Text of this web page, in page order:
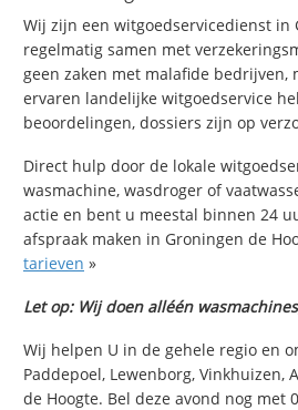
Wij zijn een witgoedservicedienst in
regelmatig samen met
geen zaken met malafide bedrijven,
ervaren landelijke witgoedservice
beoordelingen, dossiers zijn op
Direct hulp door de lokale
wasmachine, wasdroger of
actie en bent u meestal binnen 24
afspraak maken in Groningen de
tarieven »
Let op: Wij doen alléén
Wij helpen U in de gehele regio en
Paddepoel, Lewenborg, Vinkhuizen,
de Hoogte. Bel deze avond nog met